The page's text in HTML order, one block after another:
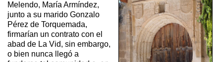
Melendo, María Armíndez,
junto a su marido Gonzalo
Pérez de Torquemada,
firmarían un contrato con el
abad de La Vid, sin embargo,
o bien nunca llegó a